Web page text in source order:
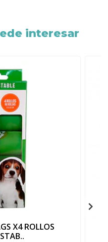
interesar
X4 ROLLOS